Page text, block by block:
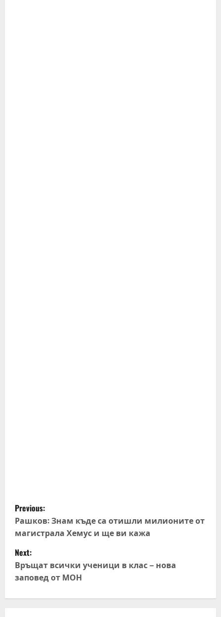
P
o
s
t
n
Previous:
Рашков: Знам къде са отишли милионите от
магистрала Хемус и ще ви кажа
Next:
Връщат всички ученици в клас – нова
заповед от МОН